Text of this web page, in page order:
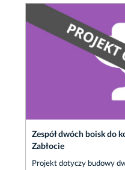
Zespół dwóch boisk do
Zabłocie
Projekt dotyczy budowy